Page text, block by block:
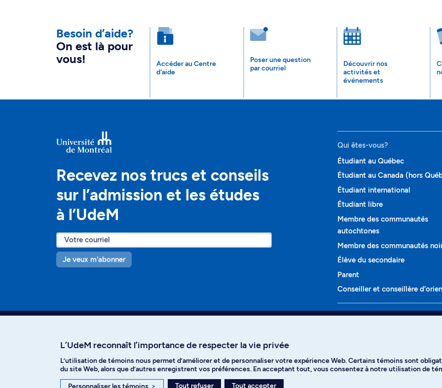
Besoin d’aide?
On est là pour
vous!
Accéder au Centre
d'aide
Poser une question
par courriel
Découvrir nos
activités et
événements
Recevez nos trucs et conseils
sur l’admission et les études
à l’UdeM
Je veux m'abonner
Qui êtes-vous?
Étudiant au Québec
Étudiant au Canada (hors
Étudiant international
Étudiant libre
Membre des communautés
autochtones
Membre des communautés
Élève du secondaire
Parent
Conseiller et conseillère
Programmes et cours
Facebook Instagram TikTok YouTube Spotify
L’UdeM reconnaît l’importance de respecter la vie privée
L’utilisation de témoins nous permet d’améliorer et de personnaliser votre expérience Web. Certains témoins sont
du site Web, alors que d’autres enregistrent vos préférences. En acceptant tout, vous consentez à notre utilisation de
Personnaliser les témoins > Tout refuser Tout accepter